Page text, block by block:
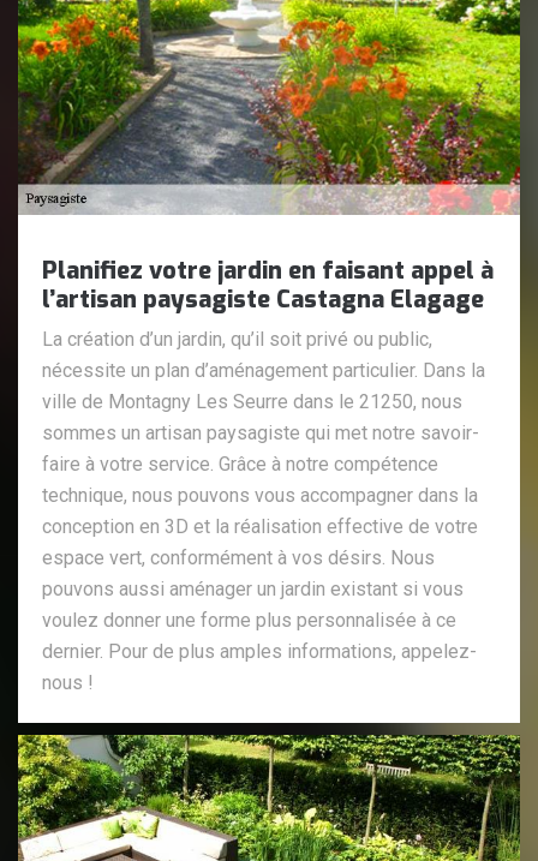
Planifiez votre jardin en faisant appel à
l’artisan paysagiste Castagna Elagage
La création d’un jardin, qu’il soit privé ou public,
nécessite un plan d’aménagement particulier. Dans la
ville de Montagny Les Seurre dans le 21250, nous
sommes un artisan paysagiste qui met notre savoir-
faire à votre service. Grâce à notre compétence
technique, nous pouvons vous accompagner dans la
conception en 3D et la réalisation effective de votre
espace vert, conformément à vos désirs. Nous
pouvons aussi aménager un jardin existant si vous
voulez donner une forme plus personnalisée à ce
dernier. Pour de plus amples informations, appelez-
nous !